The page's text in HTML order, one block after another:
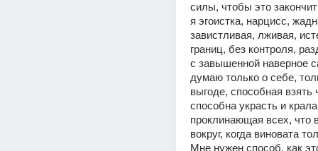
силы, чтобы это
я эгоистка, нарцисс,
завистливая, лживая,
границ, без контроля,
с завышенной наверное
думаю только о себе,
выгоде, способная взять
способна украсть и
проклинающая всех, что
вокруг, когда виновата
Мне нужен способ, как